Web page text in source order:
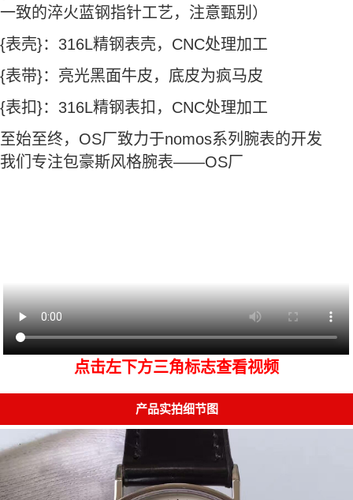
一致的淬火蓝钢指针工艺，注意甄别）
{表壳}：316L精钢表壳，CNC处理加工
{表带}：亮光黑面牛皮，底皮为疯马皮
{表扣}：316L精钢表扣，CNC处理加工
至始至终，OS厂致力于nomos系列腕表的开发
我们专注包豪斯风格腕表——OS厂
点击左下方三角标志查看视频
产品实拍细节图